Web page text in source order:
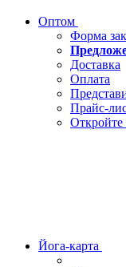
Оптом
Форма
Доставка
Оплата
Прайс-
Откройте
Йога-карта